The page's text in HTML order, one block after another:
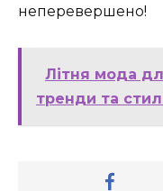
неперевершено!
Літня мода
тренди та